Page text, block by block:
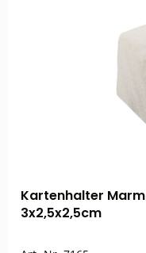
Kartenhalter
3x2,5x2,5cm